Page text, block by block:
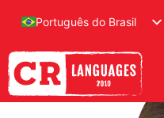
Português do Brasil